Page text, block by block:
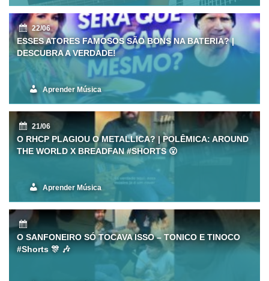
ESSES ATORES FAMOSOS SÃO BONS NA BATERIA? |
DESCUBRA A VERDADE!
22/06
Aprender Música
O RHCP PLAGIOU O METALLICA? | POLÊMICA: AROUND
THE WORLD X BREADFAN #SHORTS 😮
21/06
Aprender Música
O SANFONEIRO SÓ TOCAVA ISSO – TONICO E TINOCO
#Shorts 🎊 🎶